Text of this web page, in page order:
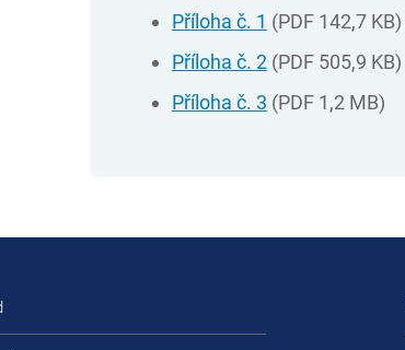
Příloha č. 1 (PDF 142,7 KB)
Příloha č. 2 (PDF 505,9 KB)
Příloha č. 3 (PDF 1,2 MB)